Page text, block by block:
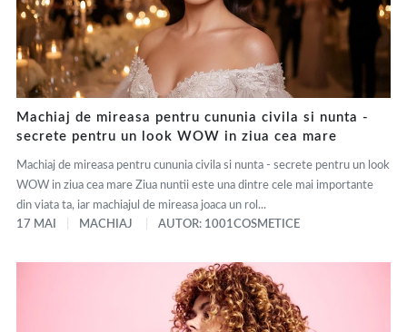
Machiaj de mireasa pentru cununia civila si nunta -
secrete pentru un look WOW in ziua cea mare
Machiaj de mireasa pentru cununia civila si nunta - secrete pentru un look
WOW in ziua cea mare Ziua nuntii este una dintre cele mai importante
din viata ta, iar machiajul de mireasa joaca un rol...
17 MAI
MACHIAJ AUTOR: 1001COSMETICE